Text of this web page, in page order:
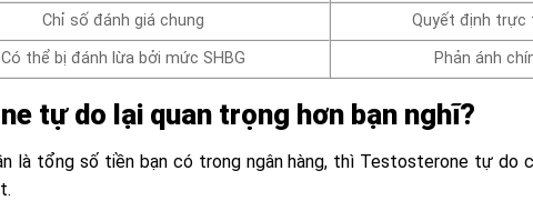
Chỉ số đánh giá chung
Quyết định trực
Có thể bị đánh lừa bởi mức SHBG Phản ánh
tự do lại quan trọng hơn bạn nghĩ?
là tổng số tiền bạn có trong ngân hàng, thì Testosterone tự do